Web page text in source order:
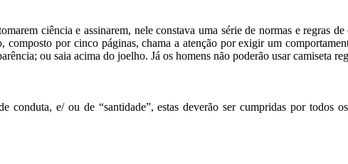
ciência e assinarem, nele constava uma série de normas e regras
composto por cinco páginas, chama a atenção por exigirum
ou saia acima do joelho. Já os homens não poderão usar camiseta
conduta, e/ ou de “santidade”, estas deverão ser cumpridas por todos